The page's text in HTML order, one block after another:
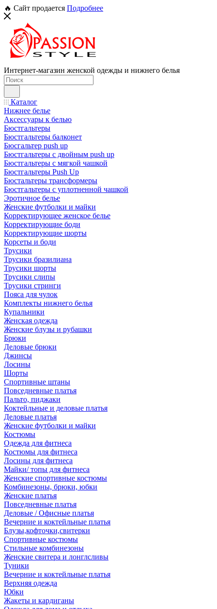
🔥 Сайт продается Подробнее
Интернет-магазин женской одежды и нижнего белья
Каталог
Нижнее белье
Аксессуары к белью
Бюстгальтеры
Бюстгальтеры балконет
Бюсгальтер push up
Бюстгальтеры с двойным push up
Бюстгальтеры с мягкой чашкой
Бюстгальтеры Push Up
Бюстальтеры трансформеры
Бюстгальтеры с уплотненной чашкой
Эротичное белье
Женские футболки и майки
Корректирующее женское белье
Корректирующие боди
Корректирующие шорты
Корсеты и боди
Трусики
Трусики бразилиана
Трусики шорты
Трусики слипы
Трусики стринги
Пояса для чулок
Комплекты нижнего белья
Купальники
Женская одежда
Женские блузы и рубашки
Брюки
Деловые брюки
Джинсы
Лосины
Шорты
Спортивные штаны
Повседневные платья
Пальто, пиджаки
Коктейльные и деловые платья
Деловые платья
Женские футболки и майки
Костюмы
Одежда для фитнеса
Костюмы для фитнеса
Лосины для фитнеса
Майки/ топы для фитнеса
Женские спортивные костюмы
Комбинезоны, брюки, юбки
Женские платья
Повседневные платья
Деловые / Офисные платья
Вечерние и коктейльные платья
Блузы,кофточки,свитерки
Спортивные костюмы
Стильные комбинезоны
Женские свитера и лонглсливы
Туники
Вечерние и коктейльные платья
Верхняя одежда
Юбки
Жакеты и кардиганы